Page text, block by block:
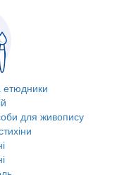
етюдники
для живопису